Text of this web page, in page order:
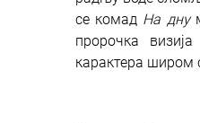
се комад На дну
пророчка
карактера широм